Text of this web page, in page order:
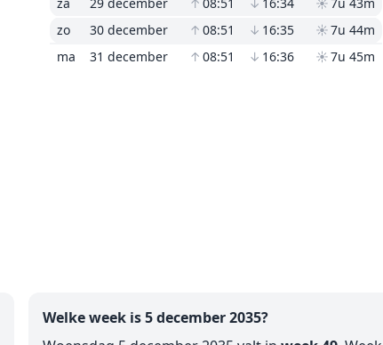
zo
30 december ↑ 08:51 ↓ 16:35 ☀7u 44m
ma
31 december ↑ 08:51 ↓ 16:36 ☀7u 45m
Welke week is 5 december 2035?